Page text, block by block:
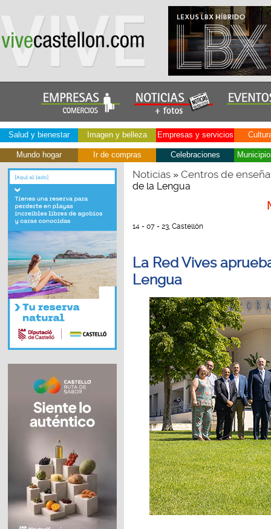
Salud y bienestar Imagen y belleza Empresas y servicios
Mundo hogar Ir de compras Celebraciones
Noticias» Centros de
de la Lengua
14 - 07 - 23, Castellón
La Red Vives
Lengua